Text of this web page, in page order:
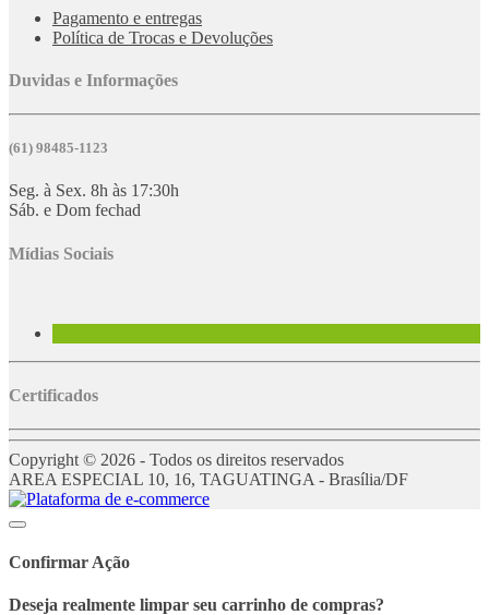
Pagamento e entregas
Política de Trocas e Devoluções
Duvidas e Informações
(61) 98485-1123
Seg. à Sex. 8h às 17:30h
Sáb. e Dom fechad
Mídias Sociais
Certificados
Copyright © 2026 - Todos os direitos reservados
AREA ESPECIAL 10, 16, TAGUATINGA - Brasília/DF
Confirmar Ação
Deseja realmente limpar seu carrinho de compras?